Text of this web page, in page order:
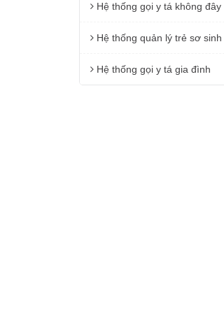
Hệ thống gọi y tá không đây
Hệ thống quản lý trẻ sơ sinh
Hệ thống gọi y tá gia đình